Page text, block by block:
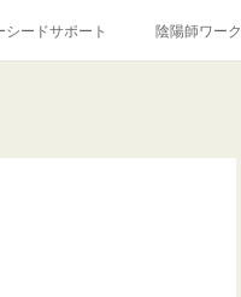
シードサポート 陰陽師ワーク